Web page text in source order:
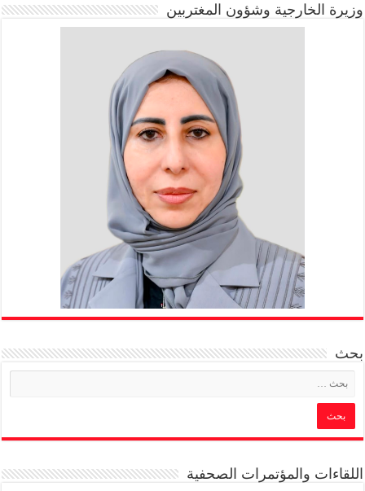
وزيرة الخارجية وشؤون المغتربين
بحث
اللقاءات والمؤتمرات الصحفية